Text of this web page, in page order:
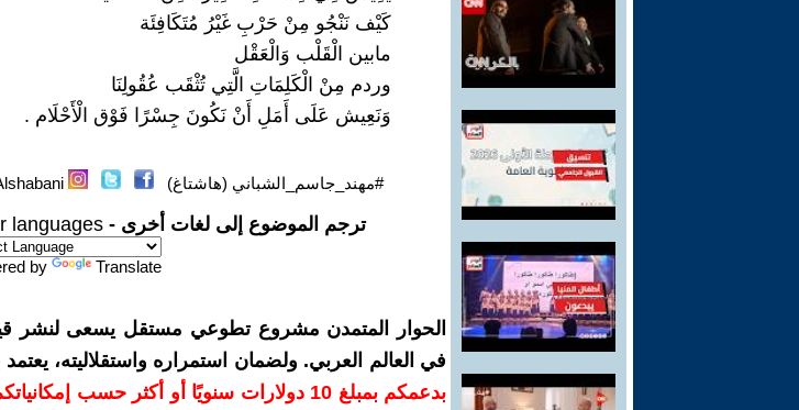
كَيْف نَنْجُو مِنْ حَرْبِ غَيْرُ مُتَكَافِئَة
مابين الْقَلْب وَالْعَقْل
وردم مِنْ الْكَلِمَاتِ الَّتِي تُثْقَب عُقُولِنَا
وَنَعِيش عَلَى أَمَلِ أَنْ نَكُونَ جِسْرًا فَوْق الْأَحْلَام .
#مهند_جاسم_الشباني (هاشتاغ)
ترجم الموضوع إلى لغات أخرى - languages
by Translate
الحوار المتمدن مشروع تطوعي مستقل يسعى لنشر قيم
في العالم العربي. ولضمان استمراره واستقلاليته،
بدعمكم بمبلغ 10 دولارات سنويًا أو أكثر حسب